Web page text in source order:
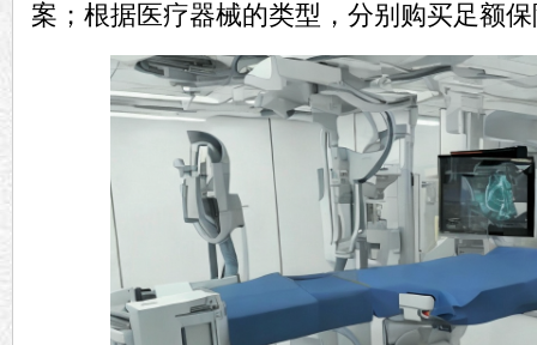
案；根据医疗器械的类型，分别购买足额